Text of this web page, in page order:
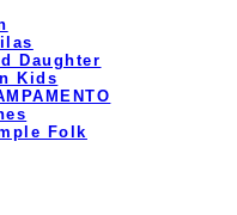
Daughter
Kids
Folk